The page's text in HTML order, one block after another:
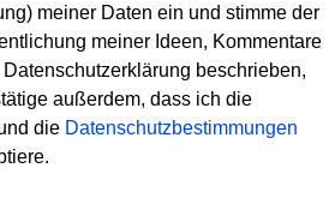
meiner Daten ein und stimme der
meiner Ideen, Kommentare
beschrieben,
außerdem, dass ich die
die Datenschutzbestimmungen